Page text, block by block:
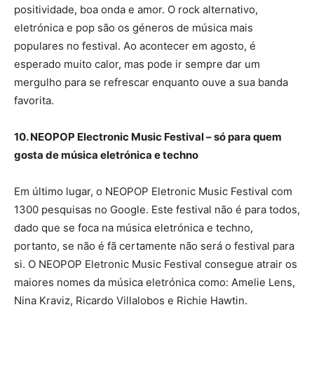
positividade, boa onda e amor. O rock alternativo,
eletrónica e pop são os géneros de música mais
populares no festival. Ao acontecer em agosto, é
esperado muito calor, mas pode ir sempre dar um
mergulho para se refrescar enquanto ouve a sua banda
favorita.
10. NEOPOP Electronic Music Festival – só para quem
gosta de música eletrónica e techno
Em último lugar, o NEOPOP Eletronic Music Festival com
1300 pesquisas no Google. Este festival não é para todos,
dado que se foca na música eletrónica e techno,
portanto, se não é fã certamente não será o festival para
si. O NEOPOP Eletronic Music Festival consegue atrair os
maiores nomes da música eletrónica como: Amelie Lens,
Nina Kraviz, Ricardo Villalobos e Richie Hawtin.